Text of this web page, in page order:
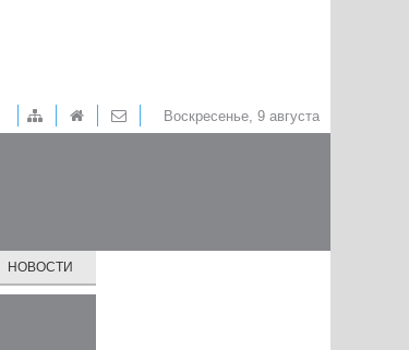
Воскресенье, 9 августа
НОВОСТИ